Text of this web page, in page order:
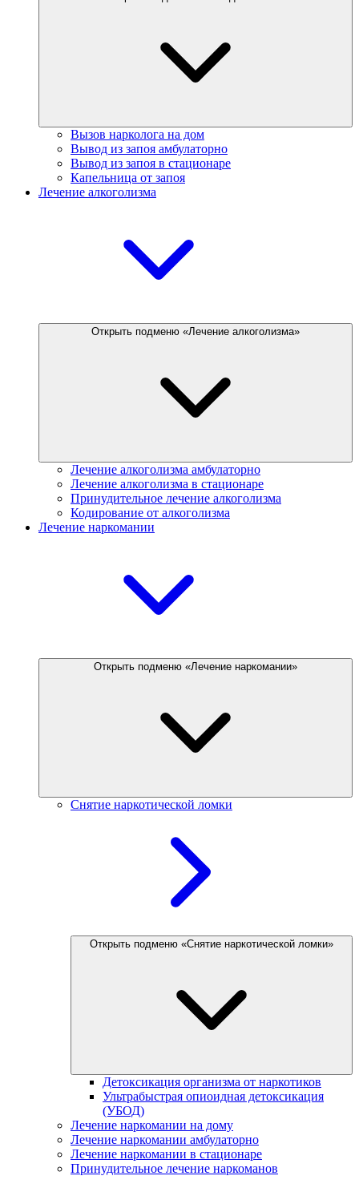
Вызов нарколога на дом
Вывод из запоя амбулаторно
Вывод из запоя в стационаре
Капельница от запоя
Лечение алкоголизма
Открыть подменю «Лечение алкоголизма»
Лечение алкоголизма амбулаторно
Лечение алкоголизма в стационаре
Принудительное лечение алкоголизма
Кодирование от алкоголизма
Лечение наркомании
Открыть подменю «Лечение наркомании»
Снятие наркотической ломки
Открыть подменю «Снятие наркотической ломки»
Детоксикация организма от наркотиков
Ультрабыстрая опиоидная детоксикация
(УБОД)
Лечение наркомании на дому
Лечение наркомании амбулаторно
Лечение наркомании в стационаре
Принудительное лечение наркоманов